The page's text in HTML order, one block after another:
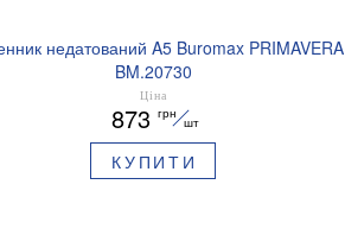
недатований A5 Buromax PRIMAVERA
BM.20730
Ціна
873 грн
шт
КУПИТИ